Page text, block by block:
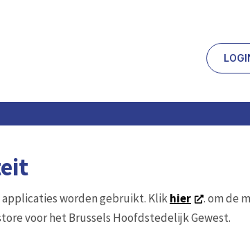
worden gebruikt. Klikhier
. om de
voor het Brussels Hoofdstedelijk Gewest.